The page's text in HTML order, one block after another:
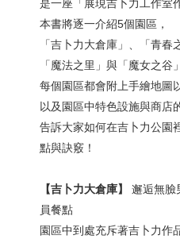
是一座「展現吉卜力工作室
本書將逐一介紹5個園區，
「吉卜力大倉庫」、「青春
「魔法之里」與「魔女之谷
每個園區都會附上手繪地圖
以及園區中特色設施與商店
告訴大家如何在吉卜力公園
點與訣竅！
【吉卜力大倉庫】
邂逅無臉
員餐點
園區中到處充斥著吉卜力作